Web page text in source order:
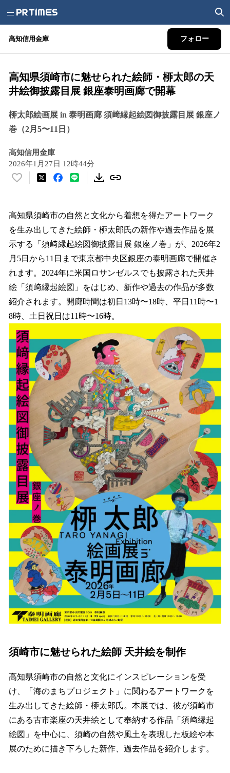
高知信用金庫 フォロー
高知県須崎市に魅せられた絵師・桺太郎の天
井絵御披露目展 銀座泰明画廊で開幕
桺太郎絵画展 in 泰明画廊 須﨑縁起絵図御披露目展 銀座ノ
巻（2月5〜11日）
高知信用金庫
2026年1月27日 12時44分
い
！
数
読
み
込
み
中
で
す
高知県須崎市の自然と文化から着想を得たアートワーク
を生み出してきた絵師・桺太郎氏の新作や過去作品を展
示する「須﨑縁起絵図御披露目展 銀座ノ巻」が、2026年2
月5日から11日まで東京都中央区銀座の泰明画廊で開催さ
れます。2024年に米国ロサンゼルスでも披露された天井
絵「須﨑縁起絵図」をはじめ、新作や過去の作品が多数
紹介されます。開廊時間は初日13時〜18時、平日11時〜1
8時、土日祝日は11時〜16時。
須崎市に魅せられた絵師 天井絵を制作
高知県須崎市の自然と文化にインスピレーションを受
け、「海のまちプロジェクト」に関わるアートワークを
生み出してきた絵師・桺太郎氏。本展では、彼が須崎市
にある古市楽座の天井絵として奉納する作品「須﨑縁起
絵図」を中心に、須崎の自然や風土を表現した板絵や本
展のために描き下ろした新作、過去作品を紹介します。